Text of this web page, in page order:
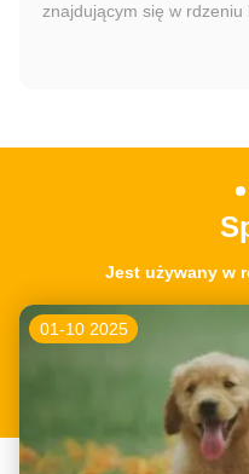
znajdującym się w
funkcjonowania
Jest używany w
01-10 2025